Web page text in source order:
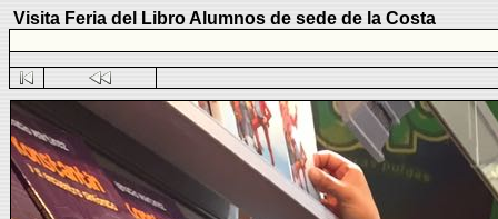
Visita Feria del Libro Alumnos de sede de la Costa